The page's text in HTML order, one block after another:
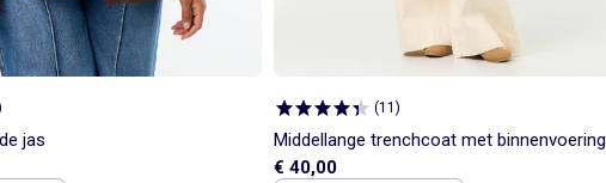
jas
(11 )
Middellange trenchcoat met binnenvoering
€ 40,00